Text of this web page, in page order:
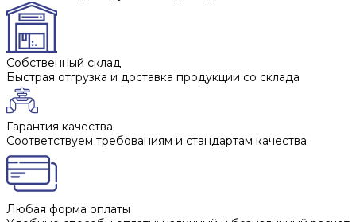
Собственный склад
Быстрая отгрузка и доставка продукции со склада
Гарантия качества
Соответствуем требованиям и стандартам качества
Любая форма оплаты